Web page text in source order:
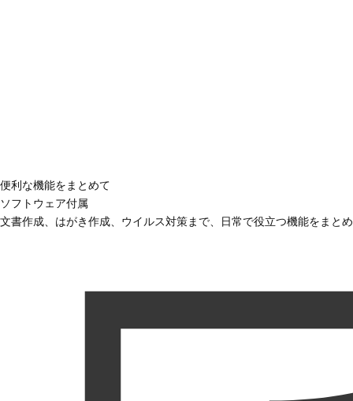
便利な機能をまとめて
ソフトウェア付属
文書作成、はがき作成、ウイルス対策まで、日常で役立つ機能をまと